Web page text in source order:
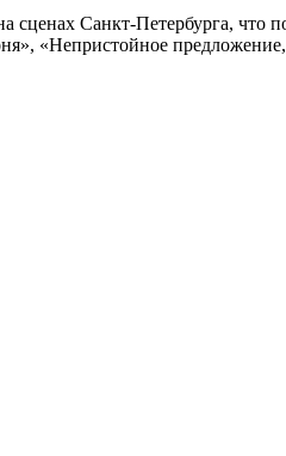
Санкт-Петербурга, что
«Непристойное